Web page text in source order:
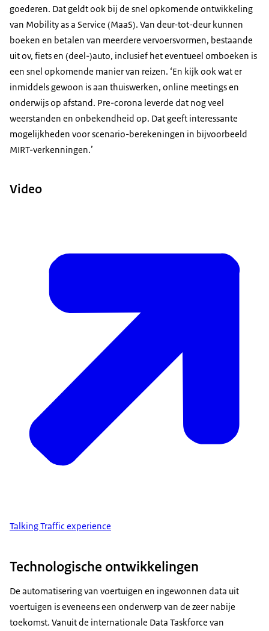
goederen. Dat geldt ook bij de snel opkomende ontwikkeling
van Mobility as a Service (MaaS). Van deur-tot-deur kunnen
boeken en betalen van meerdere vervoersvormen, bestaande
uit ov, fiets en (deel-)auto, inclusief het eventueel omboeken is
een snel opkomende manier van reizen. ‘En kijk ook wat er
inmiddels gewoon is aan thuiswerken, online meetings en
onderwijs op afstand. Pre-corona leverde dat nog veel
weerstanden en onbekendheid op. Dat geeft interessante
mogelijkheden voor scenario-berekeningen in bijvoorbeeld
MIRT-verkenningen.’
Video
Talking Traffic experience
Technologische ontwikkelingen
De automatisering van voertuigen en ingewonnen data uit
voertuigen is eveneens een onderwerp van de zeer nabije
toekomst. Vanuit de internationale Data Taskforce van